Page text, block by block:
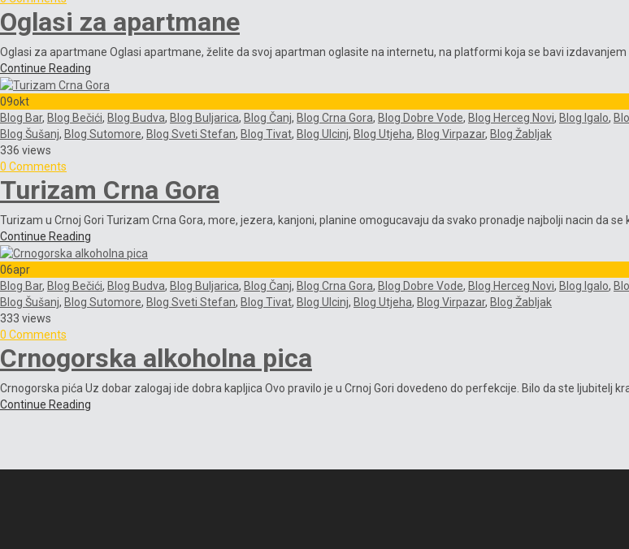
Oglasi za apartmane
Oglasi za apartmane Oglasi apartmane, želite da svoj apartman oglasite na internetu, na platformi koja se bavi
Continue Reading
09okt
Blog Bar, Blog Bečići, Blog Budva, Blog Buljarica, Blog Čanj, Blog Crna Gora, Blog Dobre Vode, Blog Herceg Novi, Blog Igalo,
Blog Šušanj, Blog Sutomore, Blog Sveti Stefan, Blog Tivat, Blog Ulcinj, Blog Utjeha, Blog Virpazar, Blog Žabljak
336 views
0 Comments
Turizam Crna Gora
Turizam u Crnoj Gori Turizam Crna Gora, more, jezera, kanjoni, planine omogucavaju da svako pronadje najbolji nacin da
Continue Reading
06apr
Blog Bar, Blog Bečići, Blog Budva, Blog Buljarica, Blog Čanj, Blog Crna Gora, Blog Dobre Vode, Blog Herceg Novi, Blog Igalo,
Blog Šušanj, Blog Sutomore, Blog Sveti Stefan, Blog Tivat, Blog Ulcinj, Blog Utjeha, Blog Virpazar, Blog Žabljak
333 views
0 Comments
Crnogorska alkoholna pica
Crnogorska pića Uz dobar zalogaj ide dobra kapljica Ovo pravilo je u Crnoj Gori dovedeno do perfekcije. Bilo da ste ljubitelj
Continue Reading